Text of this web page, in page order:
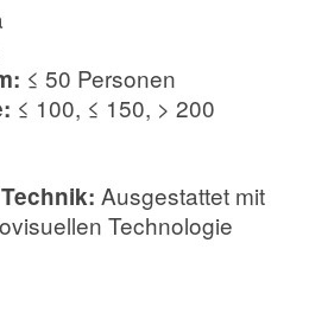
≤ 50 Personen
≤ 100, ≤ 150, > 200
Ausgestattet mit
Technologie